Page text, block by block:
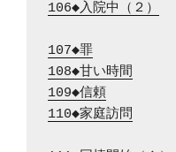
106◆入院中（２）
107◆罪
108◆甘い時間
109◆信頼
110◆家庭訪問